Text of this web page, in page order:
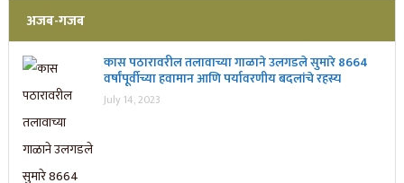
अजब-गजब
कास पठारावरील तलावाच्या गाळाने उलगडले सुमारे 8664
वर्षांपूर्वीच्या हवामान आणि पर्यावरणीय बदलांचे रहस्य
July 14, 2023